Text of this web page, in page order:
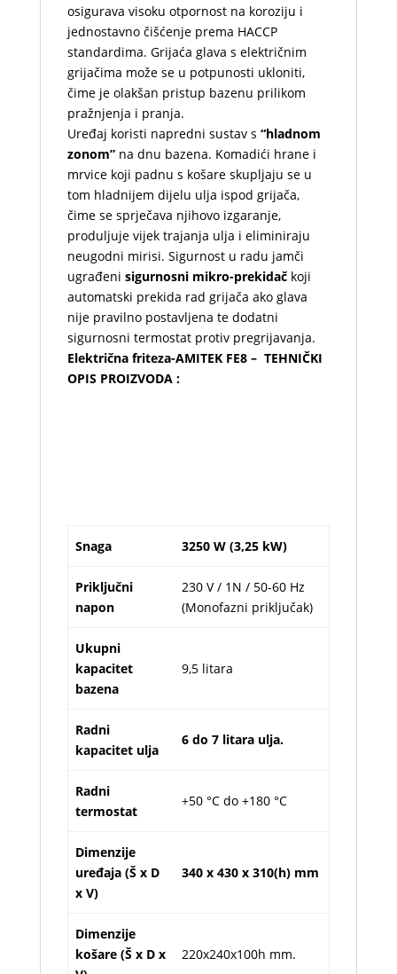
osigurava visoku otpornost na koroziju i
jednostavno čišćenje prema HACCP
standardima. Grijaća glava s električnim
grijačima može se u potpunosti ukloniti,
čime je olakšan pristup bazenu prilikom
pražnjenja i pranja.
Uređaj koristi napredni sustav s “hladnom
zonom”na dnu bazena. Komadići hrane i
mrvice koji padnu s košare skupljaju se u
tom hladnijem dijelu ulja ispod grijača,
čime se sprječava njihovo izgaranje,
produljuje vijek trajanja ulja i eliminiraju
neugodni mirisi. Sigurnost u radu jamči
ugrađeni sigurnosni mikro-prekidačkoji
automatski prekida rad grijača ako glava
nije pravilno postavljena te dodatni
sigurnosni termostat protiv pregrijavanja.
Električna friteza-AMITEK FE8 – TEHNIČKI
OPIS PROIZVODA :
Snaga 3250 W (3,25 kW)
Priključni
napon
230 V / 1N / 50-60 Hz
(Monofazni priključak)
Ukupni
kapacitet
bazena
9,5 litara
Radni
kapacitet ulja
6 do 7 litara ulja.
Radni
termostat
+50 °C do +180 °C
Dimenzije
uređaja (Š x D
x V)
340 x 430 x 310(h) mm
Dimenzije
košare (Š x D x
220x240x100h mm.